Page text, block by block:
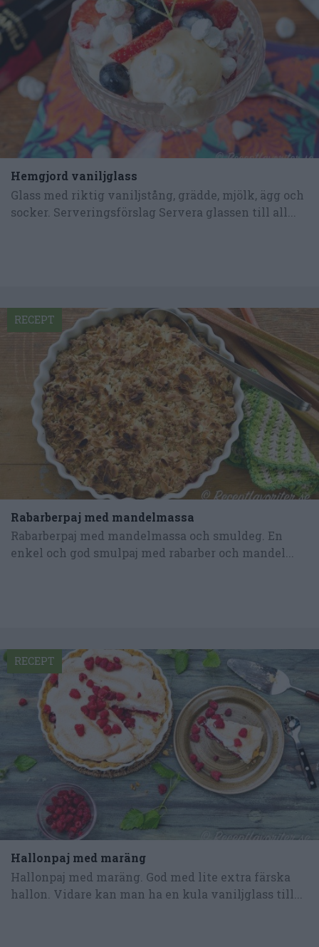
Hemgjord vaniljglass
Glass med riktig vaniljstång, grädde, mjölk, ägg och
socker. Serveringsförslag Servera glassen till all...
Rabarberpaj med mandelmassa
Rabarberpaj med mandelmassa och smuldeg. En
enkel och god smulpaj med rabarber och mandel...
RECEPT
Hallonpaj med maräng
Hallonpaj med maräng. God med lite extra färska
hallon. Vidare kan man ha en kula vaniljglass till...
RECEPT